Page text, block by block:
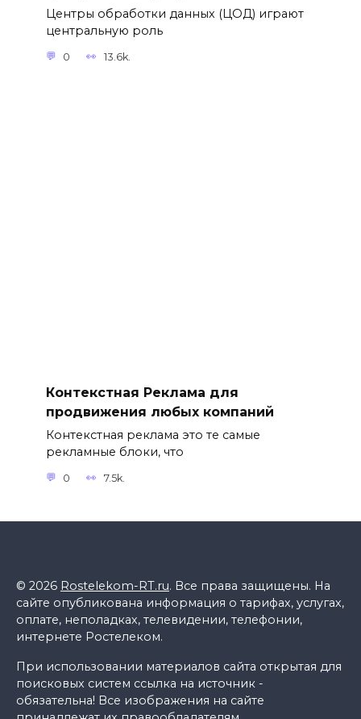
Центры обработки данных (ЦОД) играют
центральную роль
0 13.6k.
Контекстная Реклама для
продвижения любых компаний
Контекстная реклама это те самые
рекламные блоки, что
0 7.5k.
© 2026 Rostelekom-RT.ru. Все права защищены. На
сайте опубликована информация о тарифах, услугах,
оплате, неполадках, телевидении, телефонии,
интернете Ростелеком.
При использовании материалов сайта открытая для
поисковых систем ссылка на источник -
обязательна! Все изображения на сайте